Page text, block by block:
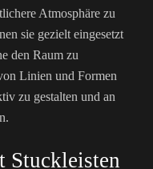
Atmosphäre zu
sie gezielt eingesetzt
den Raum zu
Linien und Formen
zu gestalten und an
Stuckleisten